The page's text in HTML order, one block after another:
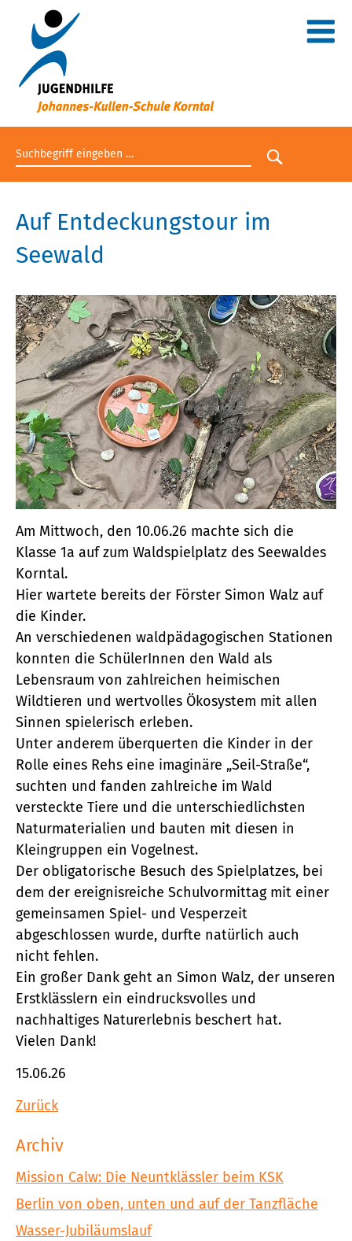
Suchbegriff eingeben
Suche
Auf Entdeckungstour im
Seewald
Am Mittwoch, den 10.06.26 machte sich die
Klasse 1a auf zum Waldspielplatz des Seewaldes
Korntal.
Hier wartete bereits der Förster Simon Walz auf
die Kinder.
An verschiedenen waldpädagogischen Stationen
konnten die SchülerInnen den Wald als
Lebensraum von zahlreichen heimischen
Wildtieren und wertvolles Ökosystem mit allen
Sinnen spielerisch erleben.
Unter anderem überquerten die Kinder in der
Rolle eines Rehs eine imaginäre „Seil-Straße“,
suchten und fanden zahlreiche im Wald
versteckte Tiere und die unterschiedlichsten
Naturmaterialien und bauten mit diesen in
Kleingruppen ein Vogelnest.
Der obligatorische Besuch des Spielplatzes, bei
dem der ereignisreiche Schulvormittag mit einer
gemeinsamen Spiel- und Vesperzeit
abgeschlossen wurde, durfte natürlich auch
nicht fehlen.
Ein großer Dank geht an Simon Walz, der unseren
Erstklässlern ein eindrucksvolles und
nachhaltiges Naturerlebnis beschert hat.
Vielen Dank!
15.06.26
Zurück
Archiv
Mission Calw: Die Neuntklässler beim KSK
Berlin von oben, unten und auf der Tanzfläche
Wasser-Jubiläumslauf